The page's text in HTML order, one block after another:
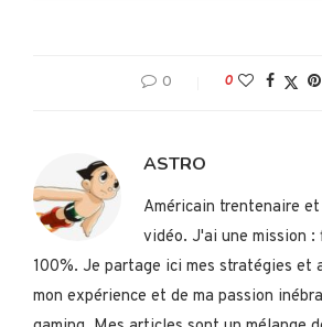
0 0
ASTRO
Américain trentenaire
vidéo. J'ai une mission :
100%. Je partage ici mes stratégies et
mon expérience et de ma passion